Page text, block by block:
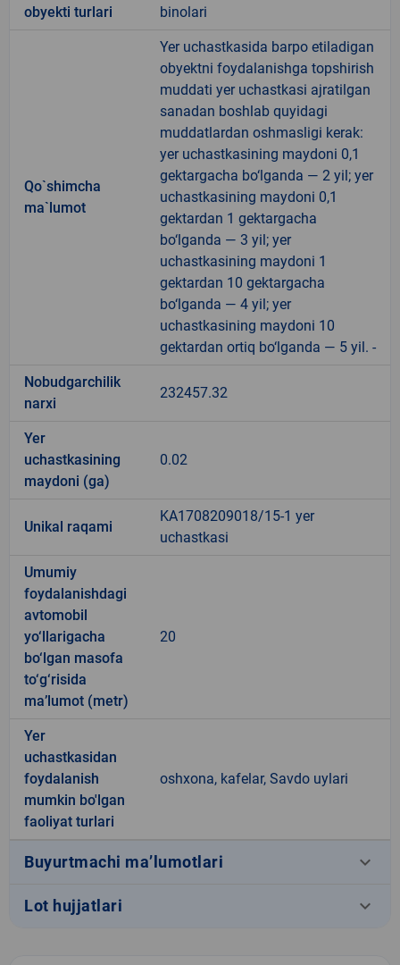
obyekti turlari
binolari
Qo`shimcha
ma`lumot
Yer uchastkasida barpo etiladigan
obyektni foydalanishga topshirish
muddati yer uchastkasi ajratilgan
sanadan boshlab quyidagi
muddatlardan oshmasligi kerak:
yer uchastkasining maydoni 0,1
gektargacha bo‘lganda — 2 yil; yer
uchastkasining maydoni 0,1
gektardan 1 gektargacha
bo‘lganda — 3 yil; yer
uchastkasining maydoni 1
gektardan 10 gektargacha
bo‘lganda — 4 yil; yer
uchastkasining maydoni 10
gektardan ortiq bo‘lganda — 5 yil. -
Nobudgarchilik
narxi
232457.32
Yer
uchastkasining
maydoni (ga)
0.02
Unikal raqami
KA1708209018/15-1 yer
uchastkasi
Umumiy
foydalanishdagi
avtomobil
yo‘llarigacha
bo‘lgan masofa
to‘g‘risida
ma’lumot (metr)
20
Yer
uchastkasidan
foydalanish
mumkin bo'lgan
faoliyat turlari
oshxona, kafelar, Savdo uylari
Buyurtmachi ma’lumotlari keyboard_arrow_down
Lot hujjatlari keyboard_arrow_down